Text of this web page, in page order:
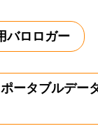
バロロガー
ータブルデー